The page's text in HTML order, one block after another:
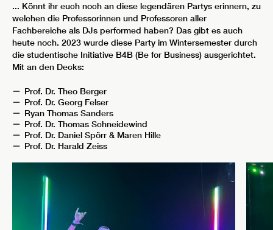
... Könnt ihr euch noch an diese legendären Partys erinnern, zu
welchen die Professorinnen und Professoren aller
Fachbereiche als DJs performed haben? Das gibt es auch
heute noch. 2023 wurde diese Party im Wintersemester durch
die studentische Initiative B4B (Be for Business) ausgerichtet.
Mit an den Decks:
Prof. Dr. Theo Berger
Prof. Dr. Georg Felser
Ryan Thomas Sanders
Prof. Dr. Thomas Schneidewind
Prof. Dr. Daniel Spörr & Maren Hille
Prof. Dr. Harald Zeiss